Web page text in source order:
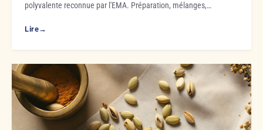
polyvalente reconnue par l'EMA. Préparation, mélanges,…
Lire→